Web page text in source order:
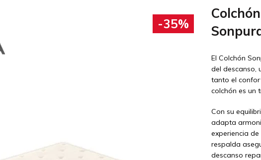
-35%
El Colchón
del descanso,
tanto el
colchón es un
Con su
adapta
experiencia
respalda
descanso